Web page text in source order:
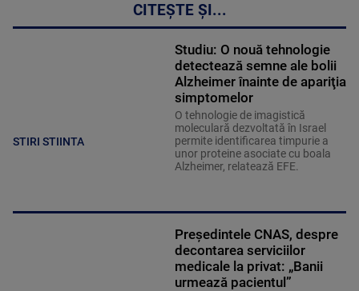
CITEȘTE ȘI...
STIRI STIINTA
Studiu: O nouă tehnologie
detectează semne ale bolii
Alzheimer înainte de apariţia
simptomelor
O tehnologie de imagistică
moleculară dezvoltată în Israel
permite identificarea timpurie a
unor proteine asociate cu boala
Alzheimer, relatează EFE.
Președintele CNAS, despre
decontarea serviciilor
medicale la privat: „Banii
urmează pacientul”